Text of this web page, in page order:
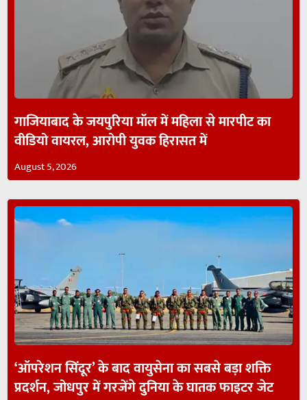
गाजियाबाद के जयपुरिया मॉल में महिला से मारपीट का
वीडियो वायरल, आरोपी युवक हिरासत में
August 5, 2026
‘ऑपरेशन सिंदूर’ के बाद वायुसेना का सबसे बड़ा शक्ति
प्रदर्शन, जोधपुर में गरजेंगे दुनिया के घातक फाइटर जेट